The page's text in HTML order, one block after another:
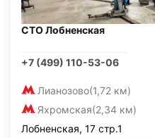
СТО Лобненская
+7 (499) 110-53-06
Лианозово(1,72 км)
Яхромская(2,34 км)
Лобненская, 17 стр.1